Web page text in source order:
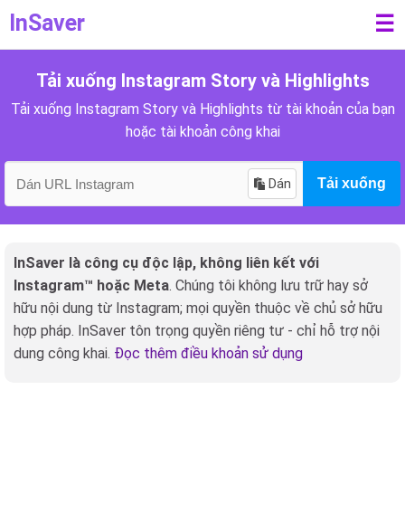
InSaver ☰
Tải xuống Instagram Story và Highlights
Tải xuống Instagram Story và Highlights từ tài khoản của bạn
hoặc tài khoản công khai
Dán Tải xuống
InSaver là công cụ độc lập, không liên kết với
Instagram™ hoặc Meta. Chúng tôi không lưu trữ hay sở
hữu nội dung từ Instagram; mọi quyền thuộc về chủ sở hữu
hợp pháp. InSaver tôn trọng quyền riêng tư - chỉ hỗ trợ nội
dung công khai. Đọc thêm điều khoản sử dụng